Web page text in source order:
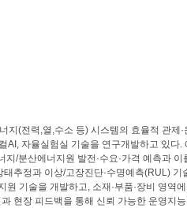
(전력,열,수소 등) 시스템의 효율적 관제
AI, 자율실험실 기술을 연구개발하고 있다.
/분산에너지원 발전·수요·가격 예측과 이
추정과 이상/고장진단·수명예측(RUL) 기
원 기술을 개발하고, 소재·부품·장비 영역
현장 피드백을 통해 신뢰 가능한 운영지